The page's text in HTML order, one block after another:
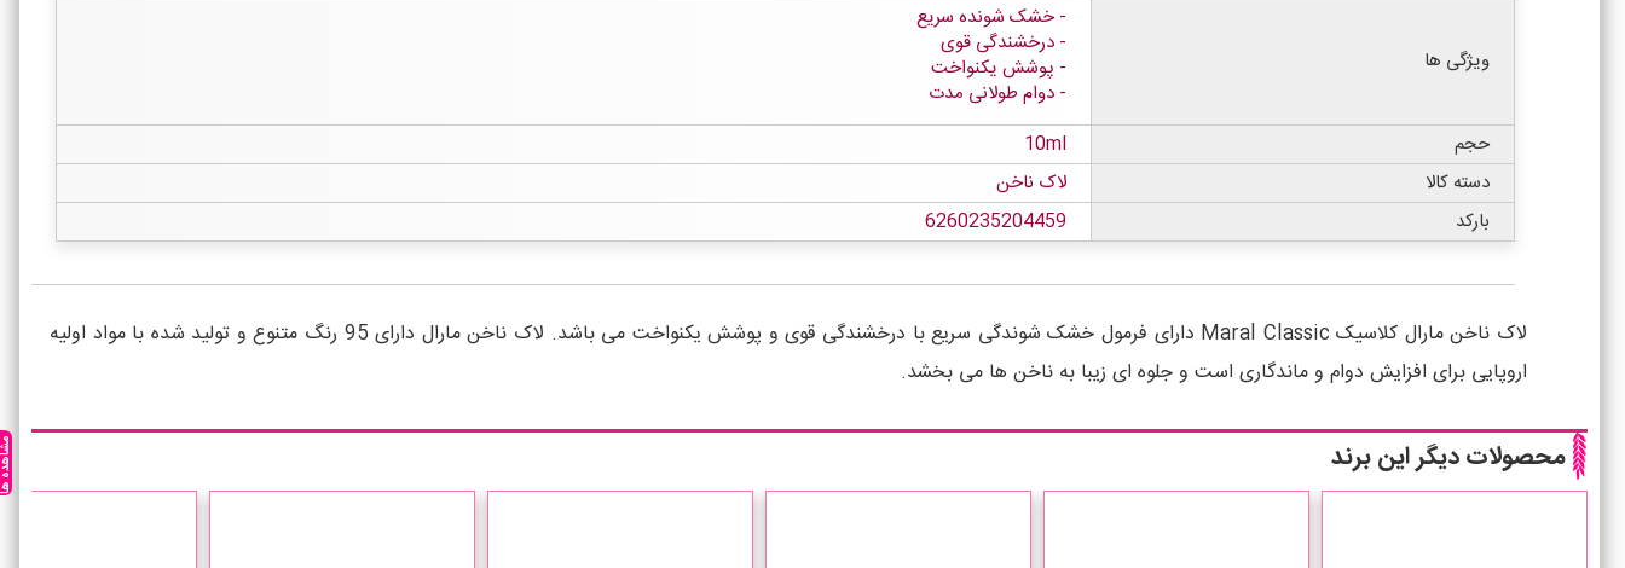
ویژگی ها
خشک شونده سریع
درخشندگی قوی
پوشش یکنواخت
دوام طولانی مدت
حجم
10ml
دسته کالا
لاک ناخن
بارکد
6260235204459
لاک ناخن مارال کلاسیک Maral Classic دارای فرمول خشک شوندگی سریع با درخشندگی قوی و پوشش یکنواخت می باشد. لاک ناخن مارال دارای 95 رنگ متنوع و تولید شده با مواد اولیه
اروپایی برای افزایش دوام و ماندگاری است و جلوه ای زیبا به ناخن ها می بخشد.
محصولات دیگر این برند